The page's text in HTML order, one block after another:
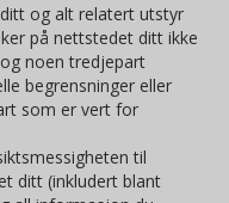
og alt relatert utstyr
på nettstedet ditt ikke
noen tredjepart
begrensninger eller
som er vert for
til
ditt (inkludert blant